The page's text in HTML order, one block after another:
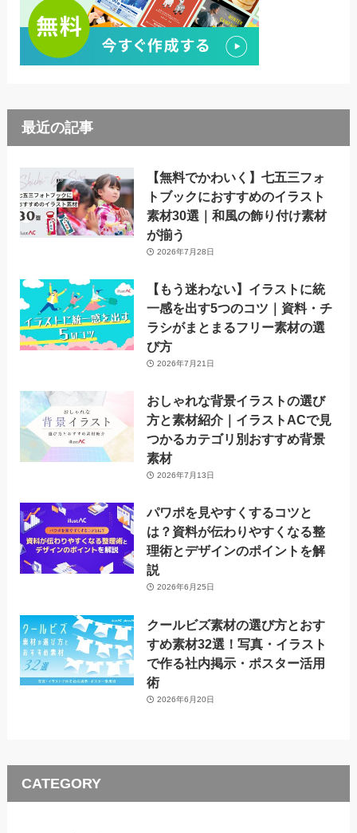
最近の記事
【無料でかわいく】七五三フォ
トブックにおすすめのイラスト
素材30選｜和風の飾り付け素材
が揃う
2026年7月28日
【もう迷わない】イラストに統
一感を出す5つのコツ｜資料・チ
ラシがまとまるフリー素材の選
び方
2026年7月21日
おしゃれな背景イラストの選び
方と素材紹介｜イラストACで見
つかるカテゴリ別おすすめ背景
素材
2026年7月13日
パワポを見やすくするコツと
は？資料が伝わりやすくなる整
理術とデザインのポイントを解
説
2026年6月25日
クールビズ素材の選び方とおす
すめ素材32選！写真・イラスト
で作る社内掲示・ポスター活用
術
2026年6月20日
CATEGORY